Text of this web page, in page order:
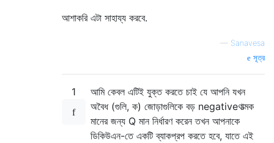
আশাকরি এটা সাহায্য করবে.
— Sanavesa
সূত্র
1
আমি কেবল এটিই যুক্ত করতে চাই যে আপনি যখন
অবৈধ (গুলি, ক) জোড়াগুলিকে বড় negativeণাত্মক
মানের জন্য Q মান নির্ধারণ করেন তখন আপনাকে
ডিকিউএন-তে একটি ব্যাকপ্রপ করতে হবে, যাতে এই